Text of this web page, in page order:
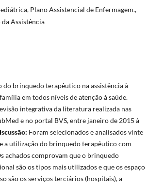
Plano Assistencial de Enfermagem.,
da Assistência
brinquedo terapêutico na assistência à
em todos níveis de atenção à saúde.
integrativa da literatura realizada nas
e no portal BVS, entre janeiro de 2015 à
Foram selecionados e analisados vinte
a utilização do brinquedo terapêutico com
achados comprovam que o brinquedo
são os tipos mais utilizados e que os espaço
são os serviços terciários (hospitais), a